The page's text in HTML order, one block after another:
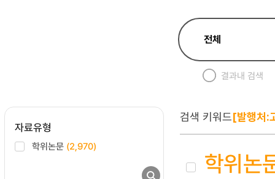
결과내 검색
자료유형
학위논문 (2,970)
검색 키워드[발행처:
학위논